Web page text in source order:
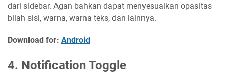
dari sidebar. Agan bahkan dapat menyesuaikan opasitas
bilah sisi, warna, warna teks, dan lainnya.
Download for: Android
4. Notification Toggle